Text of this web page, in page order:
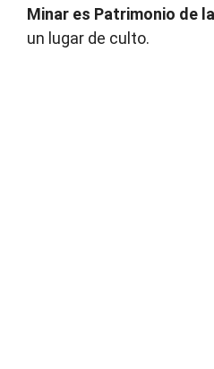
Minar es Patrimonio de la
un lugar de culto.